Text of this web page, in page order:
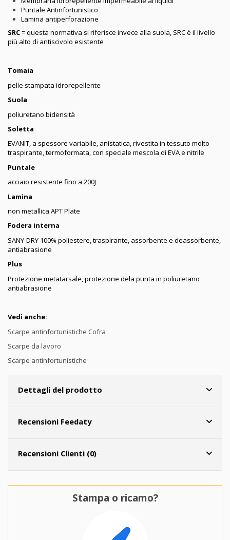
Puntale Antinfortunistico
Lamina antiperforazione
SRC= questa normativa si riferisce invece alla suola, SRC è il livello
più alto di antiscivolo esistente
Tomaia
pelle stampata idrorepellente
Suola
poliuretano bidensità
Soletta
EVANIT, a spessore variabile, anistatica, rivestita in tessuto molto
traspirante, termoformata, con speciale mescola di EVA e nitrile
Puntale
acciaio resistente fino a 200J
Lamina
non metallica APT Plate
Fodera interna
SANY-DRY 100% poliestere, traspirante, assorbente e deassorbente,
antiabrasione
Plus
Protezione metatarsale, protezione dela punta in poliuretano
antiabrasione
Vedi anche:
Scarpe antinfortunistiche Cofra
Scarpe da lavoro
Scarpe antinfortunistiche
Dettagli del prodotto
Recensioni Feedaty
Recensioni Clienti (0)
Stampa o ricamo?